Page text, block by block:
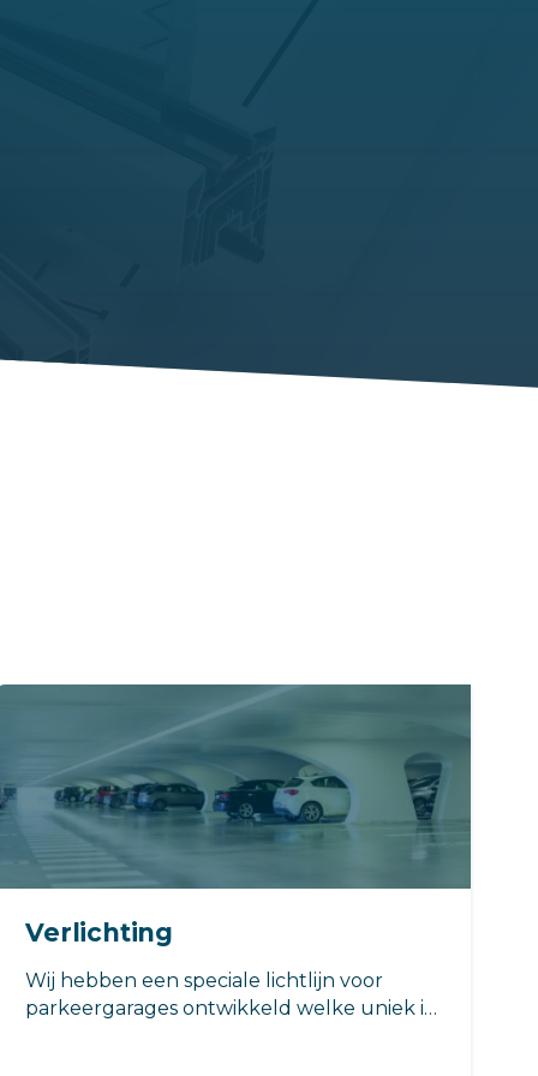
Verlichting
Wij hebben een speciale lichtlijn voor
parkeergarages ontwikkeld welke uniek is